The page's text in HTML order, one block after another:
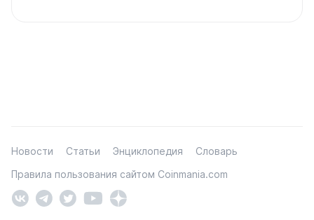
Новости Статьи Энциклопедия
Словарь
Правила пользования сайтом Coinmania.com